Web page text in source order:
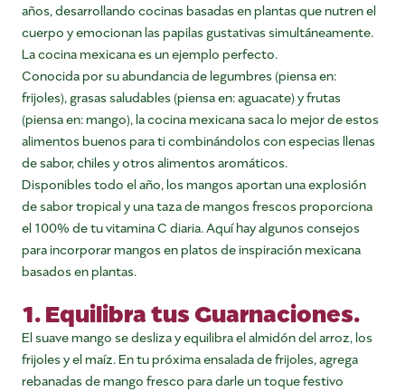
años, desarrollando cocinas basadas en plantas que nutren el
cuerpo y emocionan las papilas gustativas simultáneamente.
La cocina mexicana es un ejemplo perfecto.
Conocida por su abundancia de legumbres (piensa en:
frijoles), grasas saludables (piensa en: aguacate) y frutas
(piensa en: mango), la cocina mexicana saca lo mejor de estos
alimentos buenos para ti combinándolos con especias llenas
de sabor, chiles y otros alimentos aromáticos.
Disponibles todo el año, los mangos aportan una explosión
de sabor tropical y una taza de mangos frescos proporciona
el 100% de tu vitamina C diaria. Aquí hay algunos consejos
para incorporar mangos en platos de inspiración mexicana
basados en plantas.
1. Equilibra tus Guarnaciones.
El suave mango se desliza y equilibra el almidón del arroz, los
frijoles y el maíz. En tu próxima ensalada de frijoles, agrega
rebanadas de mango fresco para darle un toque festivo